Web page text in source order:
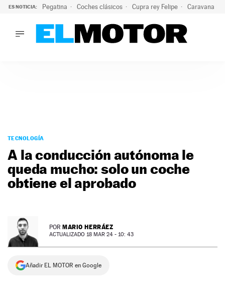
ES NOTICIA: Pegatina Coches clásicos Cupra rey Felipe Caravana
PODCAST
MOTOS
TECNOLOGÍA
SUPERCOCHES
SERVICIOS
NEWSLETTER
SÍGUENOS
TECNOLOGÍA
A la conducción autónoma le
queda mucho: solo un coche
obtiene el aprobado
POR MARIO HERRÁEZ
ACTUALIZADO 18 MAR 24 - 10: 43
Añadir EL MOTOR en Google